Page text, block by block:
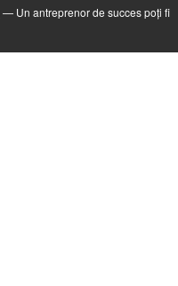
— Un antreprenor de succes poți fi